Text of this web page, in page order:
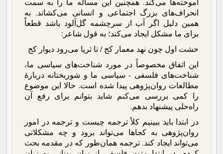
انحراف‌های بزرگ اجتماعی و انسانی می‌کشاند. به
همین دلیل اگر آب از سرچشمه گل‌آلود باشد قطعاً
برای ما مشکل ایجاد می‌کند؛ به قول شاعر:
خشت اول چون نهد معمار کج / تا ثریا می‌رود دیوار کج
این اتفاق مخصوصاً در مورد شناخت‌های سیاسی ما،
شناخت‌های فلسفی - سیاسی ما و شوربختانه دربارۀ
مطالعات روان‌پژوهی پیدا شده است. حالا این موضوع
را کمی بررسی می‌کنم شاید بتوانم برای رفع آن
راه‌حلی پیشنهاد بدهم.
در ابتدا باید ببینیم کلاً ترجمه چیست و ترجمه در امور
روان‌پژوهی به کجاها می‌تواند برود و چه مشکلاتی
می‌تواند ایجاد کند. ترجمه همان‌طور که در مقدمه بحث